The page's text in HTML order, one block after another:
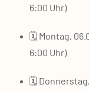
6:00 Uhr)
🗓️ Mon­tag,
6:00 Uhr)
🗓️